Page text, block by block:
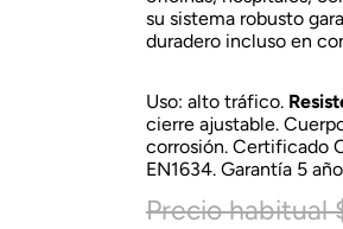
su sistema robusto
duradero incluso en
Uso: alto tráfico.
cierre ajustable.
corrosión. Certificado
EN1634. Garantía 5
Precio habitual